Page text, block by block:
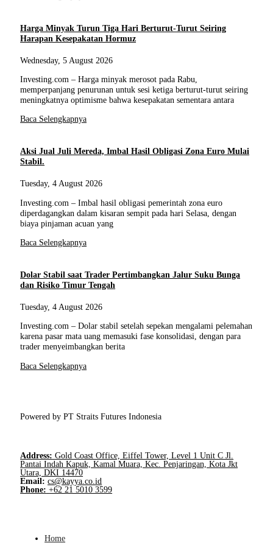
Harga Minyak Turun Tiga Hari Berturut-Turut Seiring
Harapan Kesepakatan Hormuz
Wednesday, 5 August 2026
Investing.com – Harga minyak merosot pada Rabu,
memperpanjang penurunan untuk sesi ketiga berturut-turut seiring
meningkatnya optimisme bahwa kesepakatan sementara antara
Baca Selengkapnya
Aksi Jual Juli Mereda, Imbal Hasil Obligasi Zona Euro Mulai
Stabil.
Tuesday, 4 August 2026
Investing.com – Imbal hasil obligasi pemerintah zona euro
diperdagangkan dalam kisaran sempit pada hari Selasa, dengan
biaya pinjaman acuan yang
Baca Selengkapnya
Dolar Stabil saat Trader Pertimbangkan Jalur Suku Bunga
dan Risiko Timur Tengah
Tuesday, 4 August 2026
Investing.com – Dolar stabil setelah sepekan mengalami pelemahan
karena pasar mata uang memasuki fase konsolidasi, dengan para
trader menyeimbangkan berita
Baca Selengkapnya
Powered by PT Straits Futures Indonesia
Address: Gold Coast Office, Eiffel Tower, Level 1 Unit C Jl.
Pantai Indah Kapuk, Kamal Muara, Kec. Penjaringan, Kota Jkt
Utara, DKI 14470
Email: cs@kayya.co.id
Phone: +62 21 5010 3599
Home